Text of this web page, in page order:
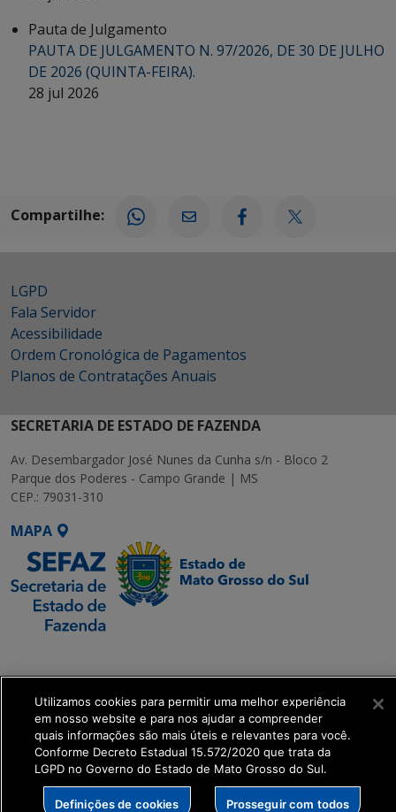
Pauta de Julgamento
PAUTA DE JULGAMENTO N. 97/2026, DE 30 DE JULHO
DE 2026 (QUINTA-FEIRA).
28 jul 2026
Compartilhe:
LGPD
Fala Servidor
Acessibilidade
Ordem Cronológica de Pagamentos
Planos de Contratações Anuais
SECRETARIA DE ESTADO DE FAZENDA
Av. Desembargador José Nunes da Cunha s/n - Bloco 2
Parque dos Poderes - Campo Grande | MS
CEP.: 79031-310
MAPA
Executiva de
Transformação Digital
get_footer();
Utilizamos cookies para permitir uma melhor experiência
em nosso website e para nos ajudar a compreender
quais informações são mais úteis e relevantes para você.
Conforme Decreto Estadual 15.572/2020 que trata da
LGPD no Governo do Estado de Mato Grosso do Sul.
Definições de cookies Prosseguir com todos